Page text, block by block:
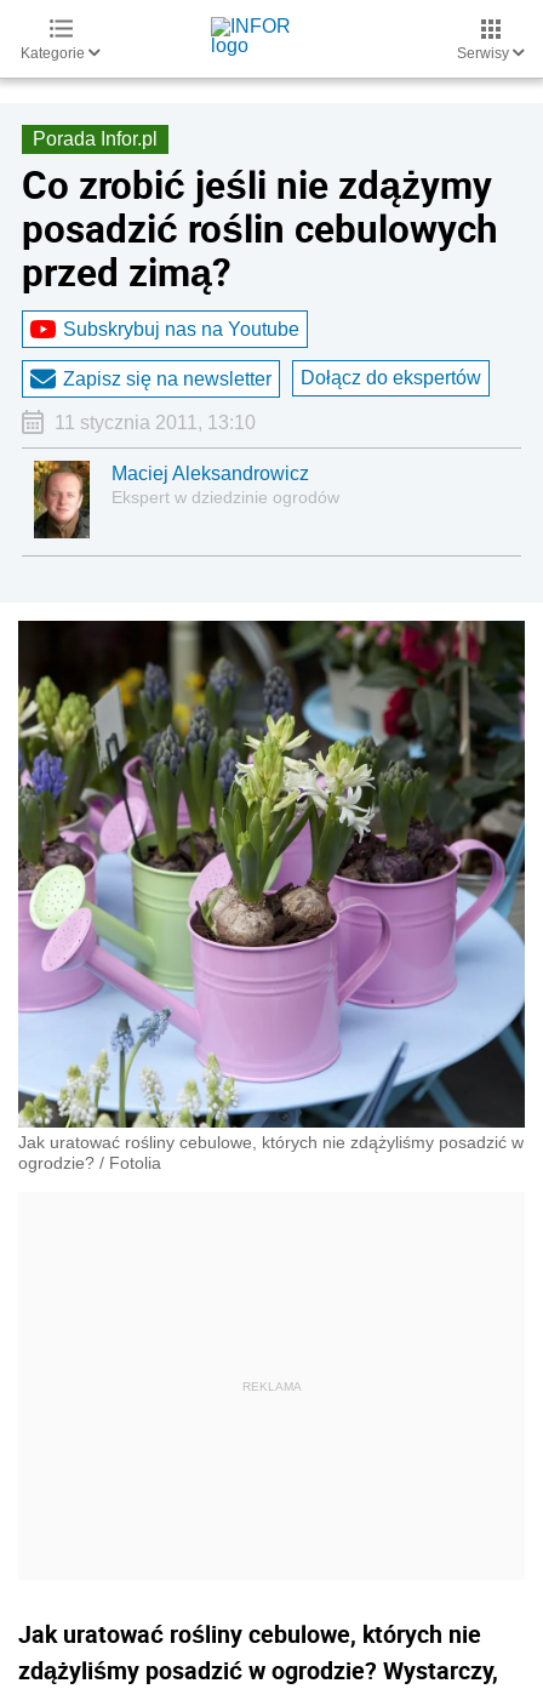
Kategorie Serwisy
Porada Infor.pl
Co zrobić jeśli nie zdążymy
posadzić roślin cebulowych
przed zimą?
Subskrybuj nas na Youtube
Zapisz się na newsletter Dołącz do ekspertów
11 stycznia 2011, 13:10
Maciej Aleksandrowicz
Ekspert w dziedzinie ogrodów
Jak uratować rośliny cebulowe, których nie zdążyliśmy posadzić w
ogrodzie? / Fotolia
Jak uratować rośliny cebulowe, których nie
zdążyliśmy posadzić w ogrodzie? Wystarczy,